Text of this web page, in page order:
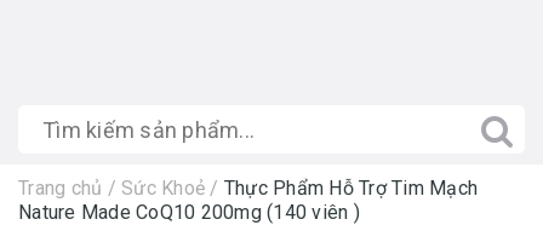
Trang chủ / Sức Khoẻ / Thực Phẩm Hỗ Trợ Tim Mạch
Nature Made CoQ10 200mg (140 viên )